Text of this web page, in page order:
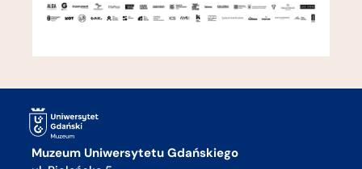
Muzeum Uniwersytetu Gdańskiego